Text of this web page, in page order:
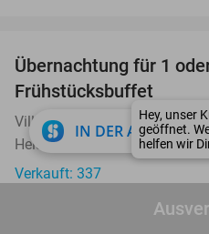
Übernachtung für 1
Frühstücksbuffet
Villa Monte
Heist-op-den-Berg
Verkauft: 337
IN DER APP